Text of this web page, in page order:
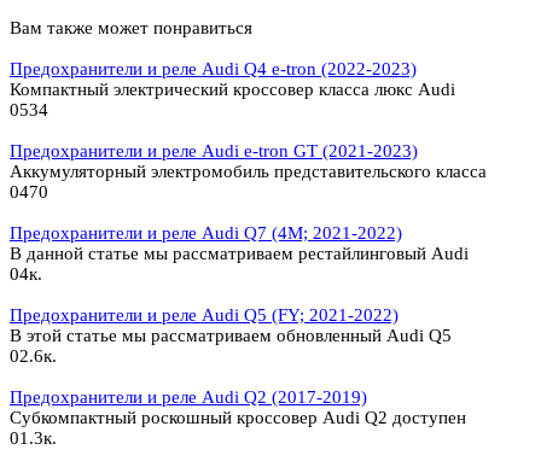
Вам также может понравиться
Предохранители и реле Audi Q4 e-tron (2022-2023)
Компактный электрический кроссовер класса люкс Audi
0534
Предохранители и реле Audi e-tron GT (2021-2023)
Аккумуляторный электромобиль представительского класса
0470
Предохранители и реле Audi Q7 (4M; 2021-2022)
В данной статье мы рассматриваем рестайлинговый Audi
04к.
Предохранители и реле Audi Q5 (FY; 2021-2022)
В этой статье мы рассматриваем обновленный Audi Q5
02.6к.
Предохранители и реле Audi Q2 (2017-2019)
Субкомпактный роскошный кроссовер Audi Q2 доступен
01.3к.